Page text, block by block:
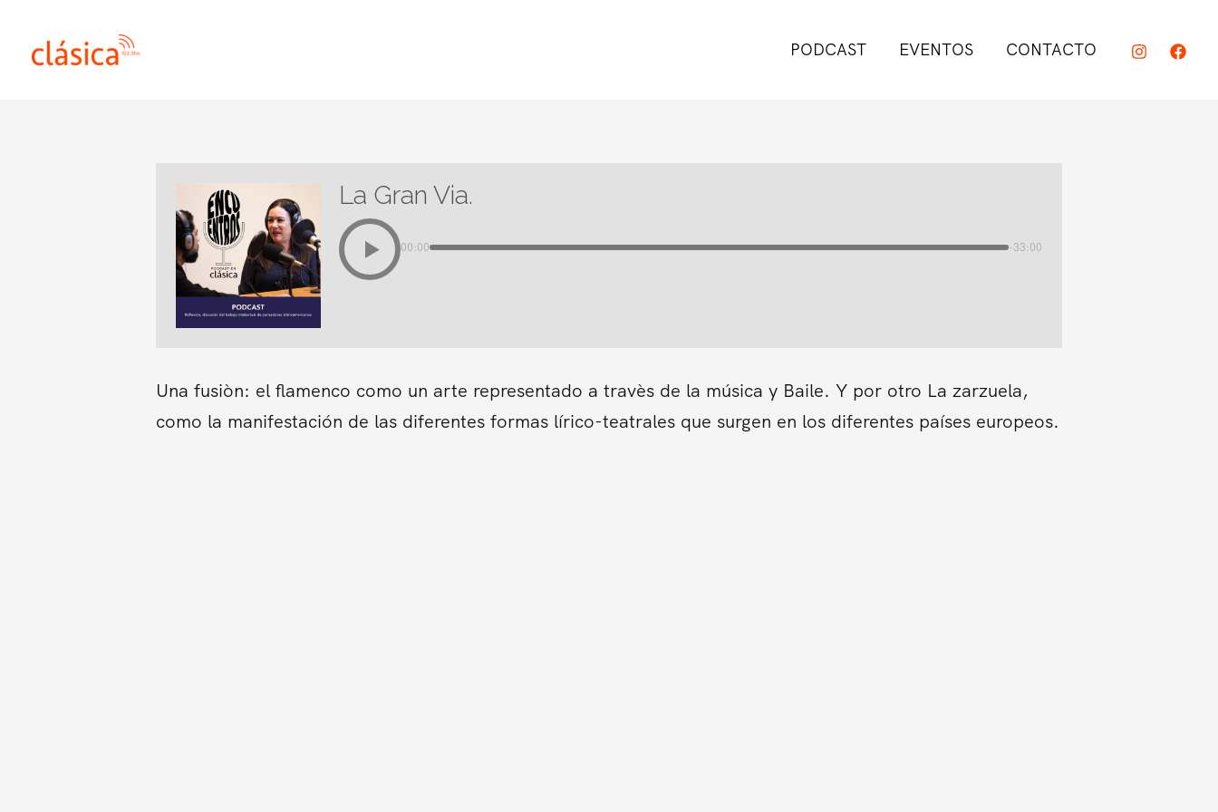
contenido
PODCAST EVENTOS CONTACTO
La Gran Via.
00:00 -33:00
Una fusiòn: el flamenco como un arte representado a travès de la música y Baile. Y por otro La zarzuela,
como la manifestación de las diferentes formas lírico-teatrales que surgen en los diferentes países europeos.